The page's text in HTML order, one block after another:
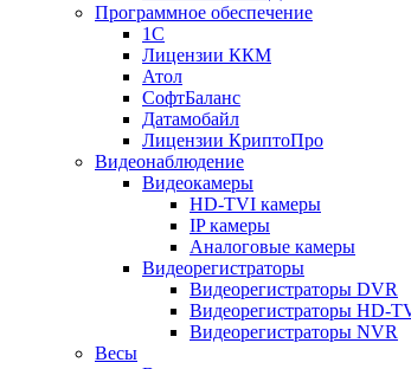
Программное обеспечение
1С
Лицензии ККМ
Атол
СофтБаланс
Датамобайл
Лицензии КриптоПро
Видеонаблюдение
Видеокамеры
HD-TVI камеры
IP камеры
Аналоговые камеры
Видеорегистраторы
Видеорегистраторы DVR
Видеорегистраторы HD-
Видеорегистраторы NVR
Весы